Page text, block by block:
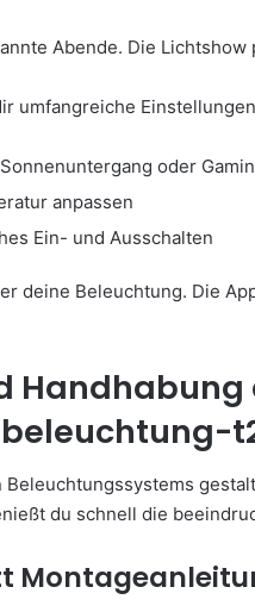
Abende. Die Lichtshow
umfangreiche
oder
anpassen
Ein- und Ausschalten
deine Beleuchtung. Die
Beleuchtungssystems
du schnell die